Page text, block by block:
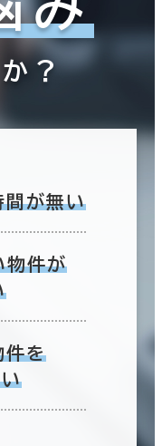
？
間が無い
物件が
件を